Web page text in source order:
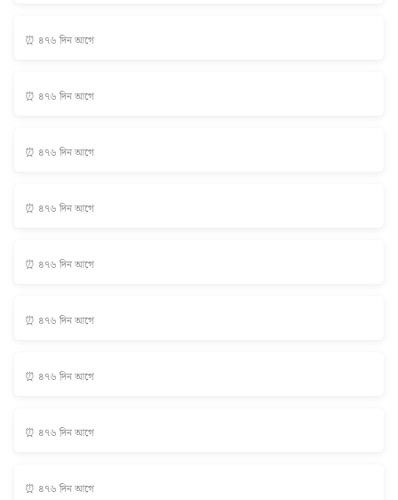
⏰ ৪৭৬ দিন আগে
⏰ ৪৭৬ দিন আগে
⏰ ৪৭৬ দিন আগে
⏰ ৪৭৬ দিন আগে
⏰ ৪৭৬ দিন আগে
⏰ ৪৭৬ দিন আগে
⏰ ৪৭৬ দিন আগে
⏰ ৪৭৬ দিন আগে
⏰ ৪৭৬ দিন আগে